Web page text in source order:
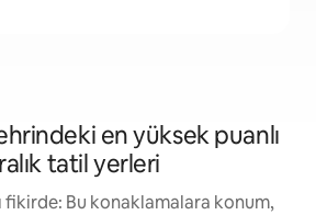
en yüksek puanlı
tatil yerleri
fikirde: Bu konaklamalara konum,